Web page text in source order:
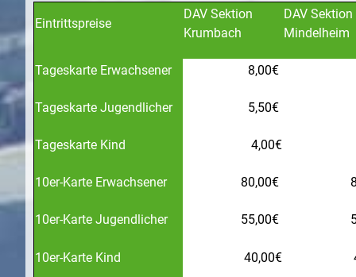
Eintrittspreise
DAV Sektion
Krumbach
DAV Sektion
Mindelheim
Tageskarte Erwachsener 8,00€
Tageskarte Jugendlicher 5,50€
Tageskarte Kind 4,00€
10er-Karte Erwachsener 80,00€
10er-Karte Jugendlicher 55,00€
10er-Karte Kind 40,00€